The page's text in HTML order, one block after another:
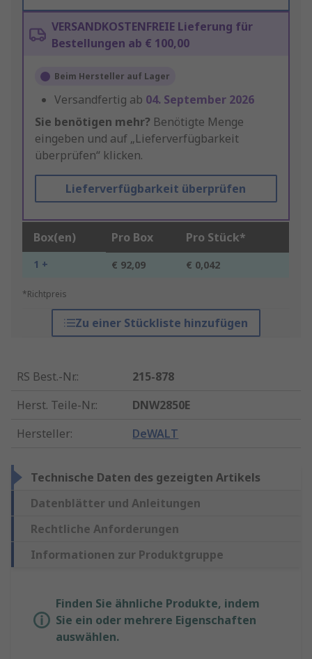
VERSANDKOSTENFREIE Lieferung für
Bestellungen ab € 100,00
Beim Hersteller auf Lager
Versandfertig ab 04. September 2026
Sie benötigen mehr? Benötigte Menge
eingeben und auf „Lieferverfügbarkeit
überprüfen“ klicken.
Lieferverfügbarkeit überprüfen
Box(en) Pro Box Pro Stück*
1 + € 92,09 € 0,042
*Richtpreis
Zu einer Stückliste hinzufügen
RS Best.-Nr.:
215-878
Herst. Teile-Nr.:
DNW2850E
Hersteller: DeWALT
Technische Daten des gezeigten Artikels
Datenblätter und Anleitungen
Rechtliche Anforderungen
Informationen zur Produktgruppe
Finden Sie ähnliche Produkte, indem
Sie ein oder mehrere Eigenschaften
auswählen.